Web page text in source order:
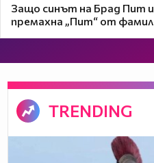
Защо синът на Брад Пит
премахна „Пит“ от
TRENDING